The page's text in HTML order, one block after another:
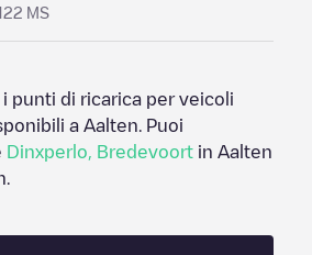
MS
punti di ricarica per veicoli
a Aalten . Puoi
Dinxperlo Bredevoort in Aalten